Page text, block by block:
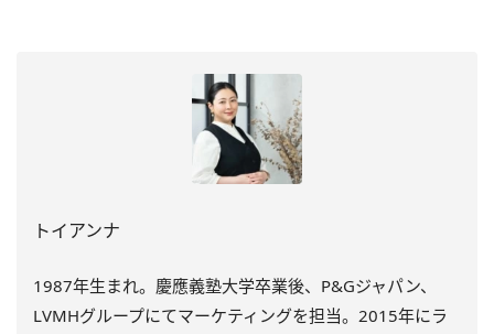
トイアンナ
1987年生まれ。慶應義塾大学卒業後、P&Gジャパン、
LVMHグループにてマーケティングを担当。2015年にラ